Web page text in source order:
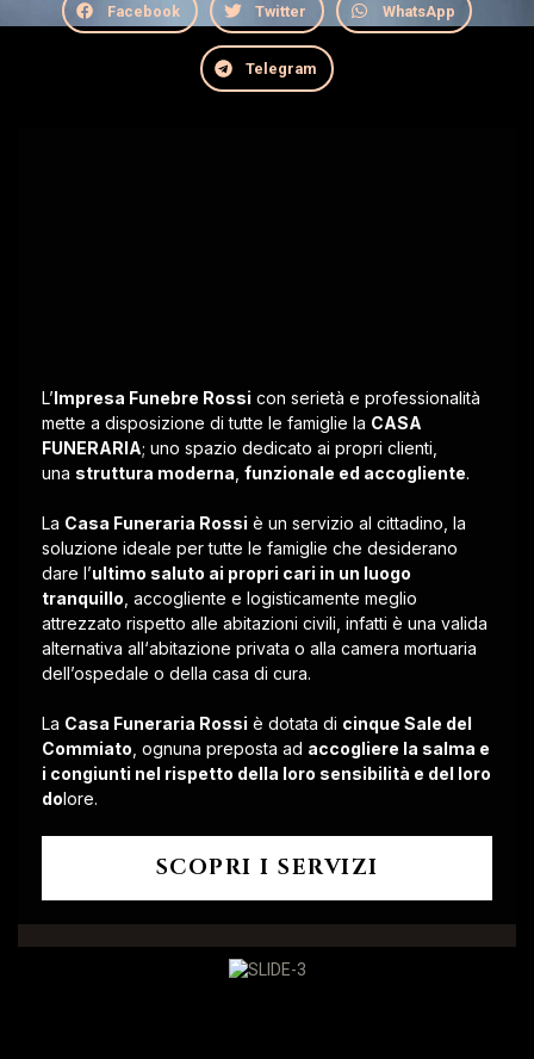
Facebook Twitter WhatsApp
Telegram
L’Impresa Funebre Rossi con serietà e professionalità
mette a disposizione di tutte le famiglie la CASA
FUNERARIA; uno spazio dedicato ai propri clienti,
una struttura moderna funzionale ed accogliente.
La Casa Funeraria Rossi è un servizio al cittadino, la
soluzione ideale per tutte le famiglie che desiderano
dare l’ultimo saluto ai propri cari in un luogo
tranquillo , accogliente e logisticamente meglio
attrezzato rispetto alle abitazioni civili, infatti è una valida
alternativa all‘abitazione privata o alla camera mortuaria
dell’ospedale o della casa di cura.
La Casa Funeraria Rossi è dotata di cinque Sale del
Commiato , ognuna preposta ad accogliere la salma e
i congiunti nel rispetto della loro sensibilità e del loro
dolore.
SCOPRI I SERVIZI